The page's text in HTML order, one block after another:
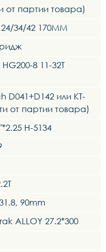
от партии товара)
34/42 170MM
8 11-32T
или KT-
от партии товара)
H-5134
90mm
ALLOY 27.2*300